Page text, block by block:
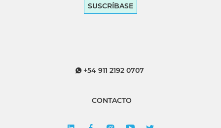
SUSCRÍBASE
+54 911 2192 0707
CONTACTO